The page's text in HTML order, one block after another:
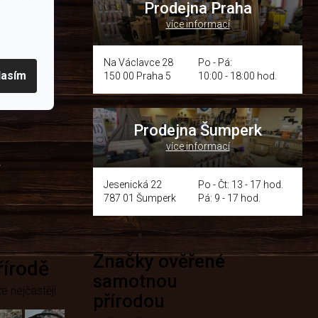
místě
Prodejna Praha
více informací
Na Václavce 28
150 00 Praha 5
Po - Pá:
10:00 - 18:00 hod.
Prodejna Šumperk
více informací
Jesenická 22
787 01 Šumperk
Po - Čt: 13 - 17 hod.
Pá: 9 - 17 hod.
nejčastěji
Značky ověřené
samotnou
přírodou